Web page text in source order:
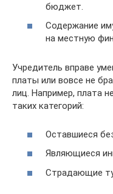
бюджет.
Содержание
на местную
Учредитель вправе
платы или вовсе не
лиц. Например, плата
таких категорий:
Оставшиеся
Являющиеся
Страдающие